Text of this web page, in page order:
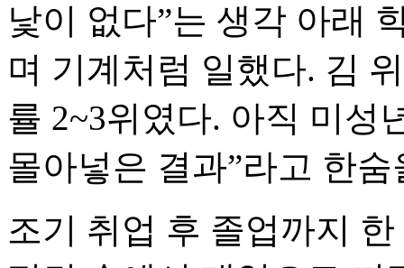
낯이 없다”는 생각 아래
며 기계처럼 일했다. 김
률 2~3위였다. 아직 미성
몰아넣은 결과”라고 한
조기 취업 후 졸업까지